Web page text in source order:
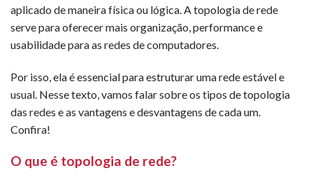
aplicado de maneira física ou lógica. A topologia de rede
serve para oferecer mais organização, performance e
usabilidade para as redes de computadores.
Por isso, ela é essencial para estruturar uma rede estável e
usual. Nesse texto, vamos falar sobre os tipos de topologia
das redes e as vantagens e desvantagens de cada um.
Confira!
O que é topologia de rede?